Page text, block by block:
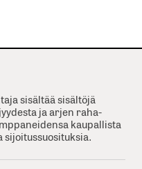
sisältää sisältöjä
ja arjen raha-
kaupallista
sijoitussuosituksia.